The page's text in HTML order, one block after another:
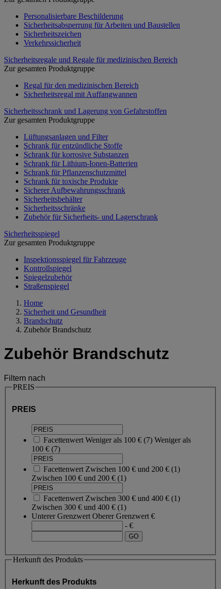
Personalisierbare Beschilderung
Sicherheitsabsperrung für Arbeiten und Baustellen
Sicherheitszeichen
Verkehrssicherheit
Sicherheitsregale und Regale für medizinischen Bereich
Zur gesamten Produktgruppe
Regal für den medizinischen Bereich
Sicherheitsregal mit Auffangwannen
Sicherheitsschrank und Lagerung von Gefahrstoffen
Zur gesamten Produktgruppe
Lüftungsanlagen und Filter
Schrank für entzündliche Stoffe
Schrank für korrosive Substanzen
Schrank für Lithium-Ionen-Batterien
Schrank für Pflanzenschutzmittel
Schrank für toxische Produkte
Sicherer Aufbewahrungsschrank
Sicherheitsbehälter
Sicherheitsschränke
Zubehör für Sicherheits- und Lagerschrank
Sicherheitsspiegel
Zur gesamten Produktgruppe
Inspektionsspiegel für Fahrzeuge
Kontrollspiegel
Spiegelzubehör
Straßenspiegel
Home
Sicherheit und Gesundheit
Brandschutz
Zubehör Brandschutz
Zubehör Brandschutz
Filtern nach
PREIS
PREIS
Facettenwert Weniger als 100 € (7) Weniger als
100 € (7)
Facettenwert Zwischen 100 € und 200 € (1)
Zwischen 100 € und 200 € (1)
Facettenwert Zwischen 300 € und 400 € (1)
Zwischen 300 € und 400 € (1)
Unterer Grenzwert Oberer Grenzwert €
- €
Herkunft des Produkts
Herkunft des Produkts